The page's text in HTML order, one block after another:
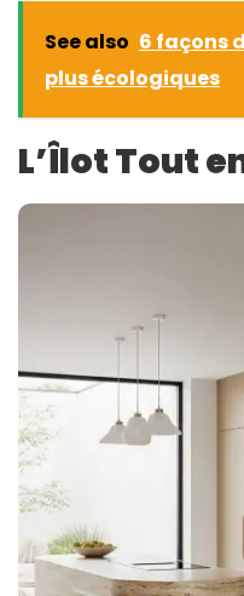
See also 6 façons
plus écologiques
L’Îlot Tout